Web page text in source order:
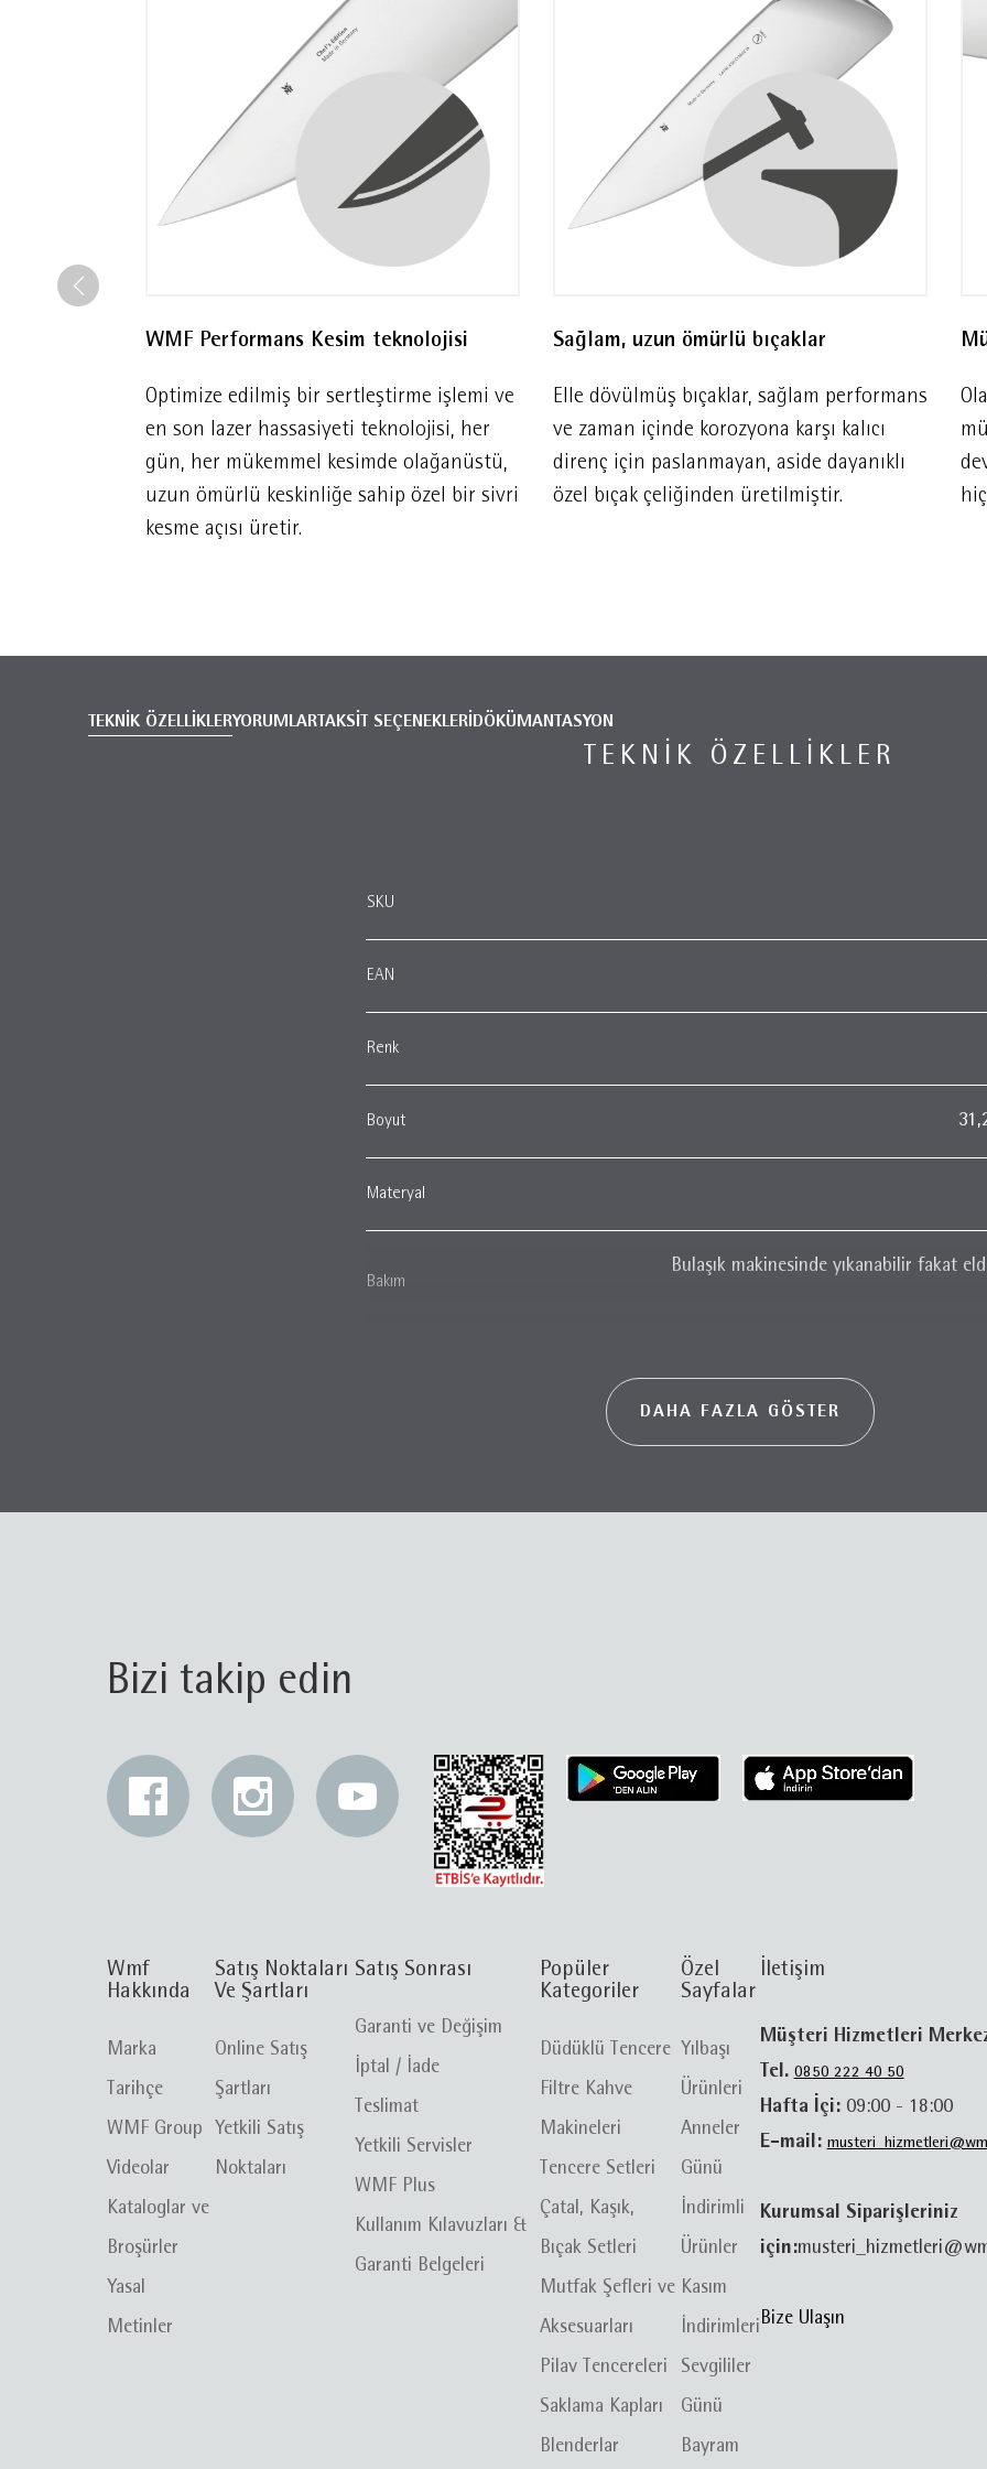
avantajlı bir tercih sunar.
WMF Performans Kesim teknolojisi
Optimize edilmiş bir sertleştirme işlemi ve
en son lazer hassasiyeti teknolojisi, her
gün, her mükemmel kesimde olağanüstü,
uzun ömürlü keskinliğe sahip özel bir sivri
kesme açısı üretir.
Sağlam, uzun ömürlü bıçaklar
Elle dövülmüş bıçaklar, sağlam performans
ve zaman içinde korozyona karşı kalıcı
direnç için paslanmayan, aside dayanıklı
özel bıçak çeliğinden üretilmiştir.
TEKNİK ÖZELLİKLERYORUMLAR TAKSİT SEÇENEKLERİ DÖKÜMANTASYON
TEKNIK ÖZELLIKLER
SKU
EAN
Renk
Boyut
Materyal
Bakım
Bulaşık makinesinde yıkanabilir fakat
DAHA FAZLA GÖSTER
Bizi takip edin
Wmf
Hakkında
Marka
Tarihçe
WMF Group
Videolar
Kataloglar ve
Broşürler
Yasal
Metinler
Satış Noktaları
Ve Şartları
Online Satış
Şartları
Yetkili Satış
Noktaları
Satış Sonrası
Garanti ve Değişim
İptal / İade
Teslimat
Yetkili Servisler
WMF Plus
Kullanım Kılavuzları &
Garanti Belgeleri
Popüler
Kategoriler
Düdüklü Tencere
Filtre Kahve
Makineleri
Tencere Setleri
Çatal, Kaşık,
Bıçak Setleri
Mutfak Şefleri ve
Aksesuarları
Pilav Tencereleri
Saklama Kapları
Blenderlar
Özel
Sayfalar
Yılbaşı
Ürünleri
Anneler
Günü
İndirimli
Ürünler
Kasım
İndirimleri
Sevgililer
Günü
Bayram
İletişim
Müşteri Hizmetleri
Tel. 0850 222 40 50
Hafta İçi: 09:00 - 18:00
E-mail:
Kurumsal Siparişleriniz
için:
Bize Ulaşın